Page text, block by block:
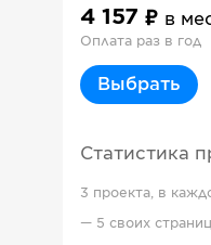
4 157 в
Оплата раз в год
Выбрать
Статистика
3 проекта, в
— 5 своих